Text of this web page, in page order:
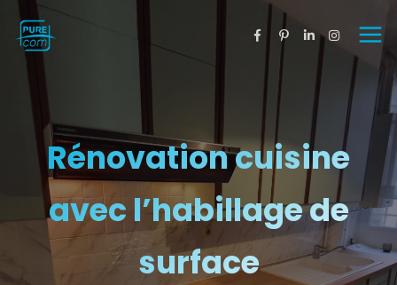
Rénovation cuisine
avec l’habillage de
surface